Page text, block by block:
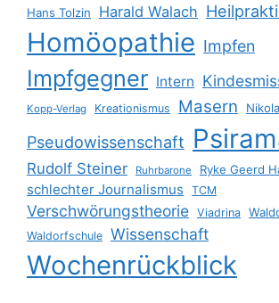
Hans Tolzin Harald Walach
Homöopathie Impfen
Impfgegner Intern
Kopp-Verlag Kreationismus Masern
Pseudowissenschaft
Rudolf Steiner Ruhrbarone Ryke Geerd
schlechter Journalismus TCM
Verschwörungstheorie Viadrina
Waldorfschule Wissenschaft
Wochenrückblick